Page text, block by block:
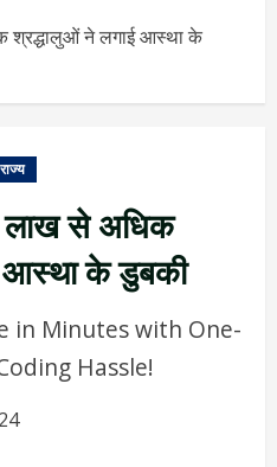
श्रद्धालुओं ने लगाई आस्था के
राज्य
लाख से अधिक
आस्था के डुबकी
in Minutes with One-
Hassle!